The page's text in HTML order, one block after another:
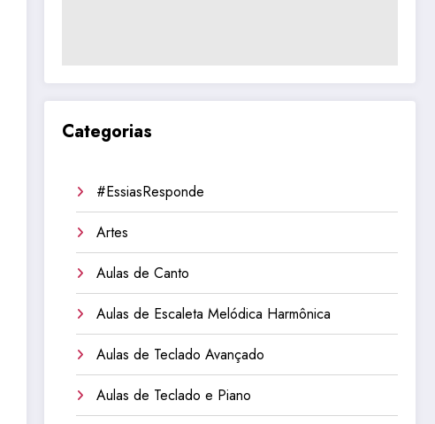
Categorias
#EssiasResponde
Artes
Aulas de Canto
Aulas de Escaleta Melódica Harmônica
Aulas de Teclado Avançado
Aulas de Teclado e Piano